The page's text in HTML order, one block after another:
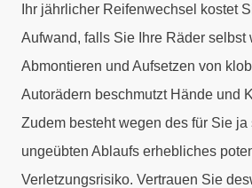
Ihr jährlicher Reifenwechsel kostet
Aufwand, falls Sie Ihre Räder selbst
Abmontieren und Aufsetzen von
Autorädern beschmutzt Hände und
Zudem besteht wegen des für Sie ja
ungeübten Ablaufs erhebliches
Verletzungsrisiko. Vertrauen Sie